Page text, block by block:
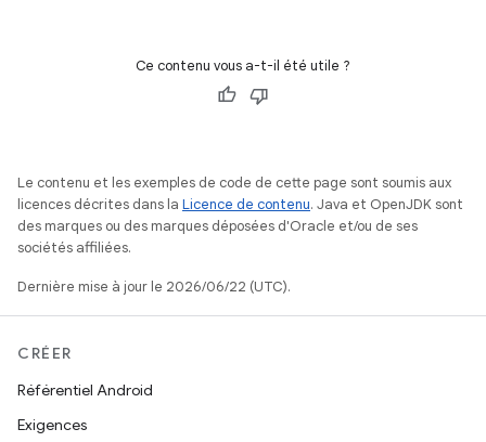
Ce contenu vous a-t-il été utile ?
Le contenu et les exemples de code de cette page sont soumis aux
licences décrites dans la Licence de contenu. Java et OpenJDK sont
des marques ou des marques déposées d'Oracle et/ou de ses
sociétés affiliées.
Dernière mise à jour le 2026/06/22 (UTC).
CRÉER
Référentiel Android
Exigences